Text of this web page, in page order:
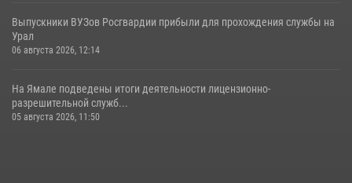
Выпускники ВУЗов Росгвардии прибыли для прохождения службы на
Урал
06 августа 2026, 12:14
На Ямале подведены итоги деятельности лицензионно-
разрешительной служб...
05 августа 2026, 11:50